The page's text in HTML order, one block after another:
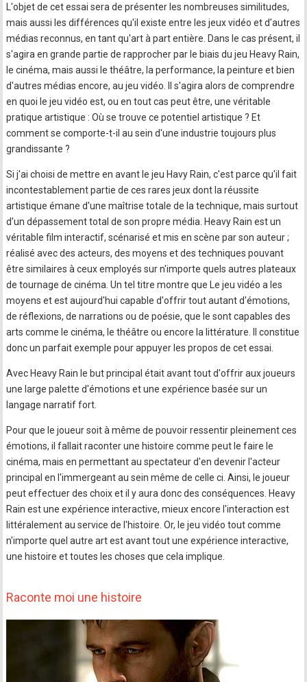
L'objet de cet essai sera de présenter les nombreuses similitudes,
mais aussi les différences qu'il existe entre les jeux vidéo et d'autres
médias reconnus, en tant qu'art à part entière. Dans le cas présent, il
s'agira en grande partie de rapprocher par le biais du jeu Heavy Rain,
le cinéma, mais aussi le théâtre, la performance, la peinture et bien
d'autres médias encore, au jeu vidéo. Il s'agira alors de comprendre
en quoi le jeu vidéo est, ou en tout cas peut être, une véritable
pratique artistique : Où se trouve ce potentiel artistique ? Et
comment se comporte-t-il au sein d'une industrie toujours plus
grandissante ?
Si j'ai choisi de mettre en avant le jeu Havy Rain, c'est parce qu'il fait
incontestablement partie de ces rares jeux dont la réussite
artistique émane d'une maîtrise totale de la technique, mais surtout
d'un dépassement total de son propre média. Heavy Rain est un
véritable film interactif, scénarisé et mis en scène par son auteur ;
réalisé avec des acteurs, des moyens et des techniques pouvant
être similaires à ceux employés sur n'importe quels autres plateaux
de tournage de cinéma. Un tel titre montre que Le jeu vidéo a les
moyens et est aujourd'hui capable d'offrir tout autant d'émotions,
de réflexions, de narrations ou de poésie, que le sont capables des
arts comme le cinéma, le théâtre ou encore la littérature. Il constitue
donc un parfait exemple pour appuyer les propos de cet essai.
Avec Heavy Rain le but principal était avant tout d'offrir aux joueurs
une large palette d'émotions et une expérience basée sur un
langage narratif fort.
Pour que le joueur soit à même de pouvoir ressentir pleinement ces
émotions, il fallait raconter une histoire comme peut le faire le
cinéma, mais en permettant au spectateur d'en devenir l'acteur
principal en l'immergeant au sein même de celle ci. Ainsi, le joueur
peut effectuer des choix et il y aura donc des conséquences. Heavy
Rain est une expérience interactive, mieux encore l'interaction est
littéralement au service de l'histoire. Or, le jeu vidéo tout comme
n'importe quel autre art est avant tout une expérience interactive,
une histoire et toutes les choses que cela implique.
Raconte moi une histoire